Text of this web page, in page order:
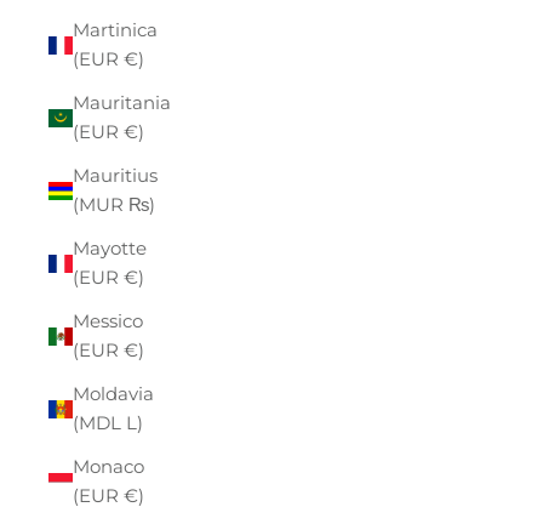
Martinica
(EUR €)
Mauritania
(EUR €)
Mauritius
(MUR ₨)
Mayotte
(EUR €)
Messico
(EUR €)
Moldavia
(MDL L)
Monaco
(EUR €)